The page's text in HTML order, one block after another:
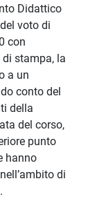
Didattico
voto di
con
stampa, la
a un
conto del
della
del corso,
punto
hanno
di